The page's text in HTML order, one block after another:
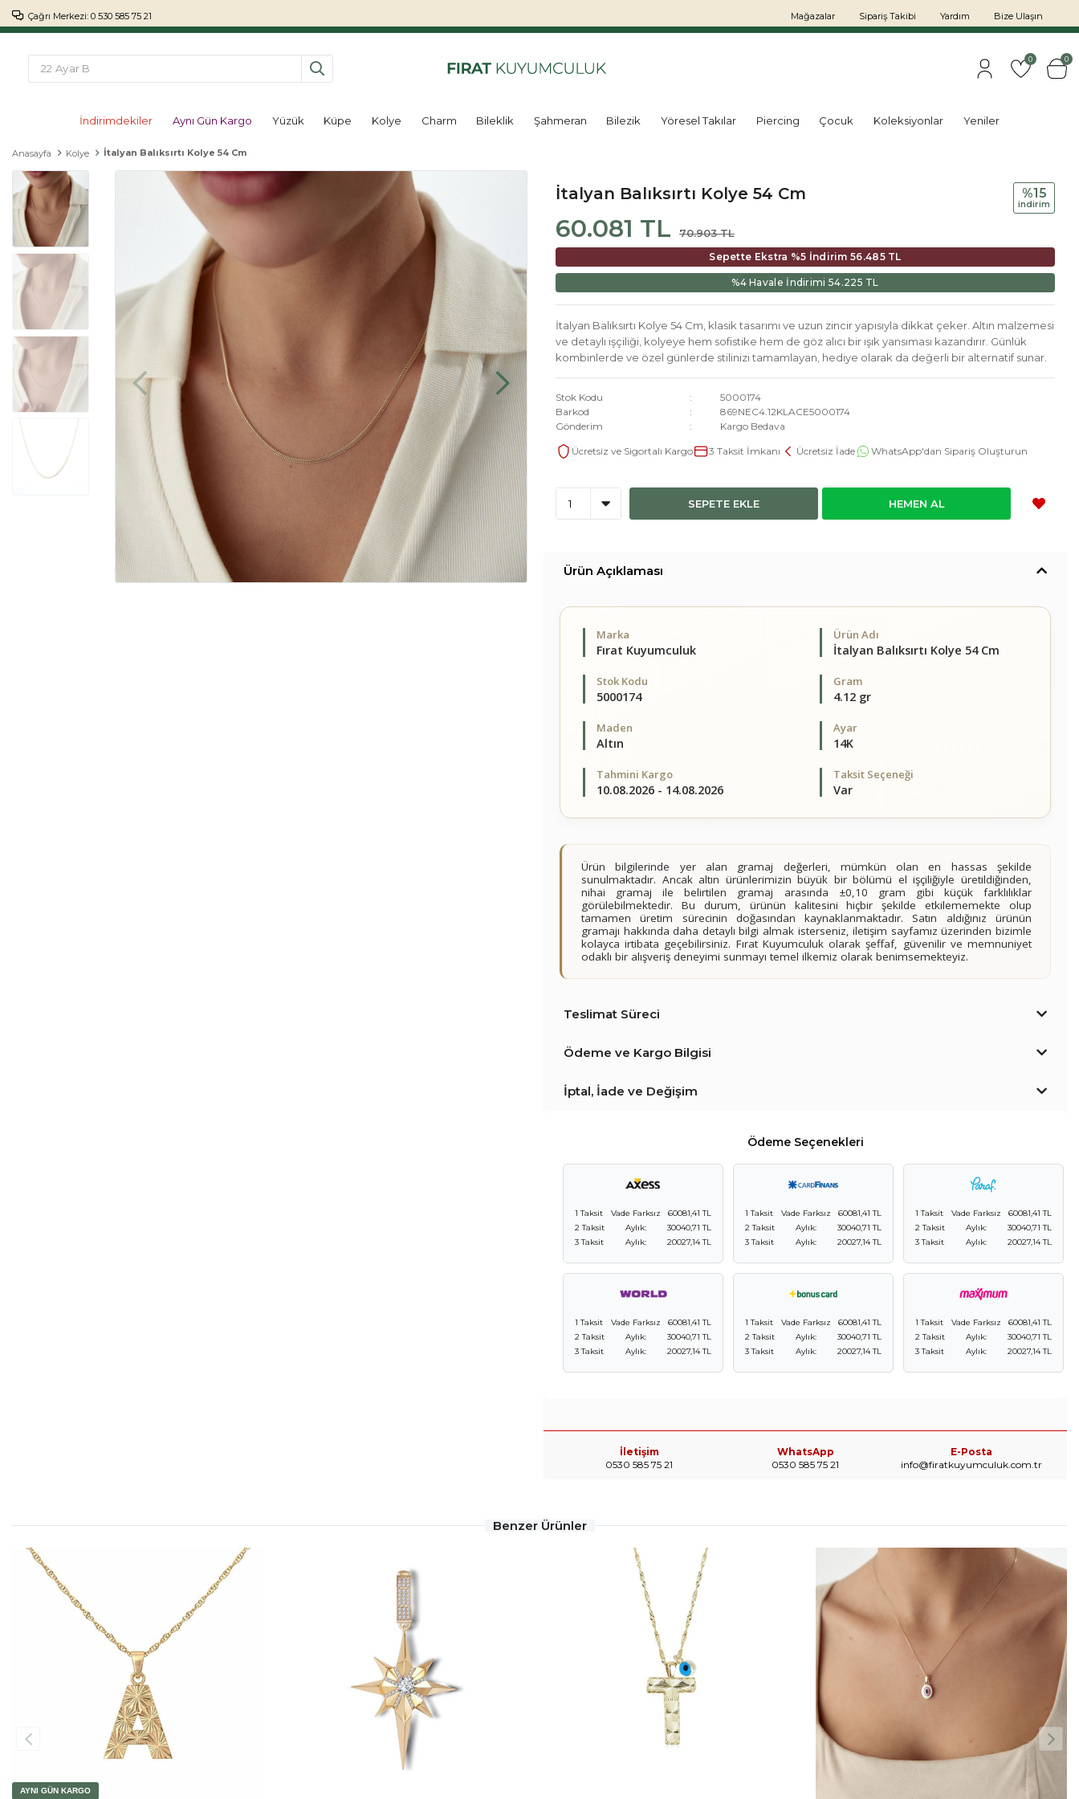
Çağrı Merkezi: 0 530 585 75 21 Mağazalar Sipariş Takibi Yardım Bize Ulaşın
0 0
İndirimdekiler Aynı Gün Kargo Yüzük Küpe Kolye Charm Bileklik Şahmeran Bilezik Yöresel Takılar Piercing Çocuk Koleksiyonlar Yeniler
Anasayfa Kolye İtalyan Balıksırtı Kolye 54 Cm
İtalyan Balıksırtı Kolye 54 Cm
60.081 TL 70.903 TL
%15
i̇ndi̇ri̇m
Sepette Ekstra %5 İndirim56.485 TL
%4 Havale İndirimi 54.225 TL
İtalyan Balıksırtı Kolye 54 Cm, klasik tasarımı ve uzun zincir yapısıyla dikkat çeker. Altın malzemesi
ve detaylı işçiliği, kolyeye hem sofistike hem de göz alıcı bir ışık yansıması kazandırır. Günlük
kombinlerde ve özel günlerde stilinizi tamamlayan, hediye olarak da değerli bir alternatif sunar.
Stok Kodu
5000174
Barkod
869NEC4.12KLACE5000174
Gönderim
Kargo Bedava
Ücretsiz ve Sigortalı Kargo 3 Taksit İmkanı Ücretsiz İade WhatsApp'dan Sipariş Oluşturun
SEPETE EKLE HEMEN AL
Ürün Açıklaması
Marka
Fırat Kuyumculuk
Ürün Adı
İtalyan Balıksırtı Kolye 54 Cm
Stok Kodu
5000174
Gram
4.12 gr
Maden
Altın
Ayar
14K
Tahmini Kargo
10.08.2026 - 14.08.2026
Taksit Seçeneği
Var
Ürün bilgilerinde yer alan gramaj değerleri, mümkün olan en hassas şekilde
sunulmaktadır. Ancak altın ürünlerimizin büyük bir bölümü el işçiliğiyle üretildiğinden,
nihai gramaj ile belirtilen gramaj arasında ±0,10 gram gibi küçük farklılıklar
görülebilmektedir. Bu durum, ürünün kalitesini hiçbir şekilde etkilememekte olup
tamamen üretim sürecinin doğasından kaynaklanmaktadır. Satın aldığınız ürünün
gramajı hakkında daha detaylı bilgi almak isterseniz, iletişim sayfamız üzerinden bizimle
kolayca irtibata geçebilirsiniz. Fırat Kuyumculuk olarak şeffaf, güvenilir ve memnuniyet
odaklı bir alışveriş deneyimi sunmayı temel ilkemiz olarak benimsemekteyiz.
Teslimat Süreci
Ödeme ve Kargo Bilgisi
İptal, İade ve Değişim
Ödeme Seçenekleri
1 Taksit Vade Farksız
60081,41 TL
2 Taksit
Aylık:
30040,71 TL
3 Taksit
Aylık: 20027,14 TL
1 Taksit Vade Farksız
60081,41 TL
2 Taksit
Aylık:
30040,71 TL
3 Taksit
Aylık: 20027,14 TL
1 Taksit Vade Farksız
60081,41 TL
2 Taksit
Aylık:
30040,71 TL
3 Taksit
Aylık: 20027,14 TL
1 Taksit Vade Farksız
60081,41 TL
2 Taksit
Aylık:
30040,71 TL
3 Taksit
Aylık: 20027,14 TL
1 Taksit Vade Farksız
60081,41 TL
2 Taksit
Aylık:
30040,71 TL
3 Taksit
Aylık: 20027,14 TL
1 Taksit Vade Farksız
60081,41 TL
2 Taksit
Aylık:
30040,71 TL
3 Taksit
Aylık: 20027,14 TL
İletişim
0530 585 75 21
WhatsApp
0530 585 75 21
E-Posta
info@firatkuyumculuk.com.tr
Benzer Ürünler